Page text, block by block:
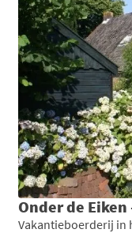
Onder de
Vakantieboerderij in